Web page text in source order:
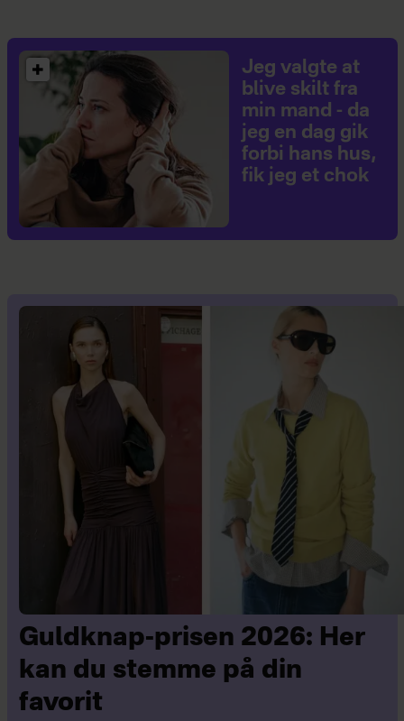
Jeg valgte at
blive skilt fra
min mand - da
jeg en dag gik
forbi hans hus,
fik jeg et chok
Guldknap-prisen 2026: Her
kan du stemme på din
favorit